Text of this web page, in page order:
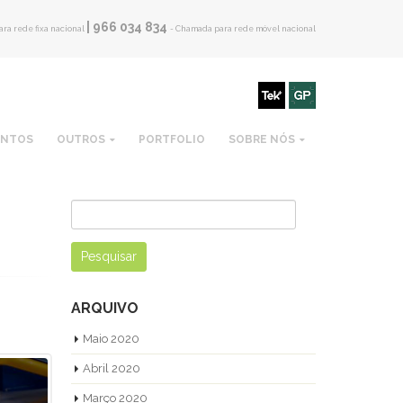
rede fixa nacional | 966 034 834 - Chamada para rede móvel nacional
OUTROS PORTFOLIO SOBRE NÓS
por:
ARQUIVO
Maio 2020
Abril 2020
Março 2020